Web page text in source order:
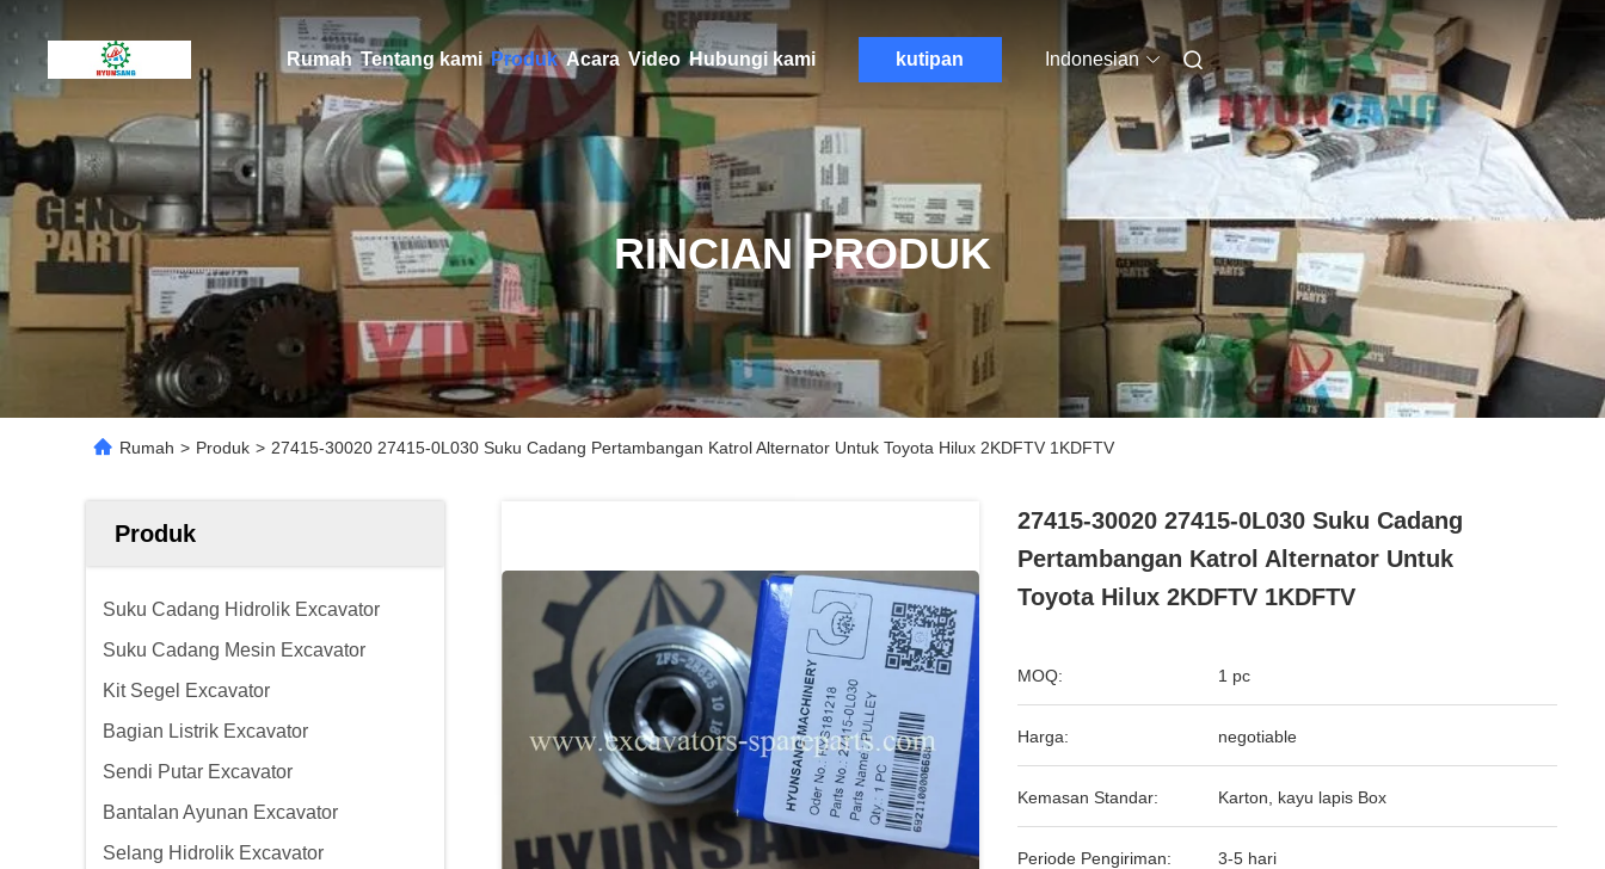
Rumah Tentang kami Produk Acara Video Hubungi kami kutipan Indonesian
RINCIAN PRODUK
Rumah > Produk > 27415-30020 27415-0L030 Suku Cadang Pertambangan Katrol Alternator Untuk Toyota Hilux 2KDFTV 1KDFTV
Produk
Suku Cadang Hidrolik Excavator
Suku Cadang Mesin Excavator
Kit Segel Excavator
Bagian Listrik Excavator
Sendi Putar Excavator
Bantalan Ayunan Excavator
Selang Hidrolik Excavator
27415-30020 27415-0L030 Suku Cadang
Pertambangan Katrol Alternator Untuk
Toyota Hilux 2KDFTV 1KDFTV
MOQ: 1 pc
Harga: negotiable
Kemasan Standar: Karton, kayu lapis Box
Periode Pengiriman: 3-5 hari